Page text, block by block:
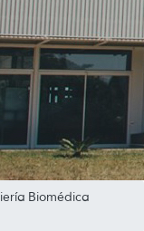
Biomédica